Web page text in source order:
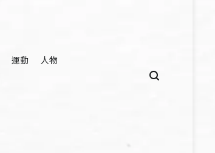
運動 人物